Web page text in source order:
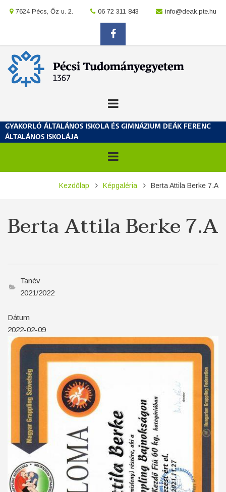
location
7624 Pécs, Őz u. 2. location
06 72 311 843 location
info@deak.pte.hu
facebook
GYAKORLÓ ÁLTALÁNOS ISKOLA ÉS GIMNÁZIUM DEÁK FERENC
ÁLTALÁNOS ISKOLÁJA
MorzsaKezdőlap Képgaléria Berta Attila Berke 7.A
Berta Attila Berke 7.A
Tanév
2021/2022
Dátum
2022-02-09